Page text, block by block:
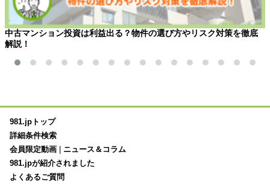
中古マンション投資は利益出る？物件の選び方やリスク対策を徹底
解説！
981.jpトップ
詳細条件検索
会員限定動画
ニュース＆コラム
981.jpが紹介されました
よくあるご質問